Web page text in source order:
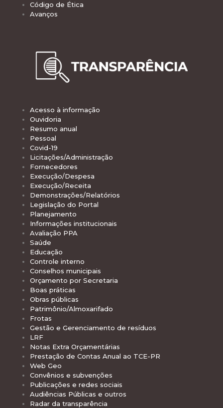
Código de Ética
Avanços
Acesso à informação
Ouvidoria
Resumo anual
Pessoal
Covid-19
Licitações/Administração
Fornecedores
Execução/Despesa
Execução/Receita
Demonstrações/Relatórios
Legislação do Portal
Planejamento
Informações institucionais
Avaliação PPA
Saúde
Educação
Controle interno
Conselhos municipais
Orçamento por Secretaria
Boas práticas
Obras públicas
Patrimônio/Almoxarifado
Frotas
Gestão e Gerenciamento de resíduos
LRF
Notas Extra Orçamentárias
Prestação de Contas Anual ao TCE-PR
Web Geo
Convênios e subvenções
Publicações e redes sociais
Audiências Públicas e outros
Radar da transparência